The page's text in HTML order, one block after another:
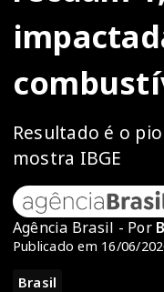
Resultado é o
mostra IBGE
Agência Brasil - Por
Publicado em 16/06/
Brasil